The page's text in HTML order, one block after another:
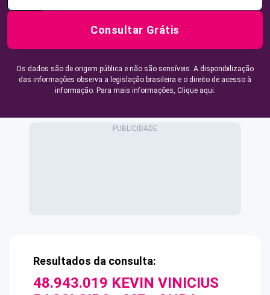
Consultar Grátis
Os dados são de origem pública e não são sensíveis. A disponibilização
das informações observa a legislação brasileira e o direito de acesso à
informação. Para mais informações, Clique aqui.
Resultados da consulta:
48.943.019 KEVIN VINICIUS